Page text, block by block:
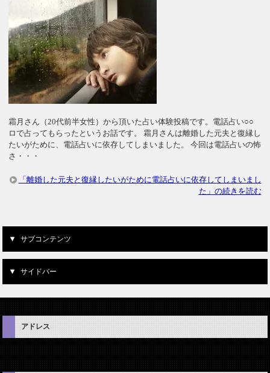
霜月さん（20代前半女性）から頂いた占い体験投稿です。電話占い○○
ロで占ってもらったというお話です。 霜月さんは離婚した元夫と復縁し
たいがために、電話占いに依存してしまいました。 今回は電話占いの怖
さ・・・
「離婚した元夫と復縁したいがために電話占いに依存してしまいまし
た」の続きを読む
サブコンテンツ
サイドバー
アドレス